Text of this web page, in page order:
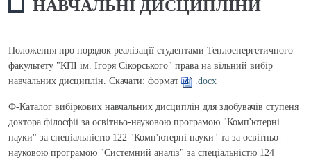
НАВЧАЛЬНІ ДИСЦИПЛІНИ
Положення про порядок реалізації студентами Теплоенергетичного
факультету "КПІ ім. Ігоря Сікорського" права на вільний вибір
навчальних дисциплін. Скачати: формат
.docx
Ф-Каталог вибіркових навчальних дисциплін для здобувачів ступеня
доктора філосфії за освітньо-науковою програмою "Комп'ютерні
науки" за спеціальністю 122 "Комп'ютерні науки" та за освітньо-
науковою програмою "Системний аналіз" за спеціальністю 124